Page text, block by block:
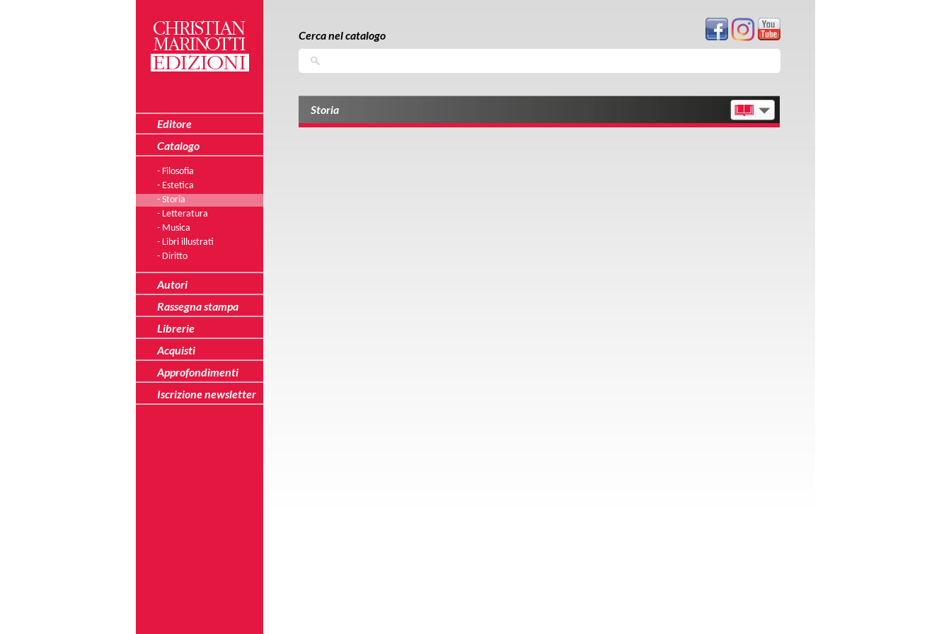
Cerca nel catalogo
Cerca
Storia
Editore
Catalogo
- Filosofia
- Estetica
- Storia
- Letteratura
- Musica
- Libri illustrati
- Diritto
Autori
Rassegna stampa
Librerie
Acquisti
Approfondimenti
Iscrizione newsletter